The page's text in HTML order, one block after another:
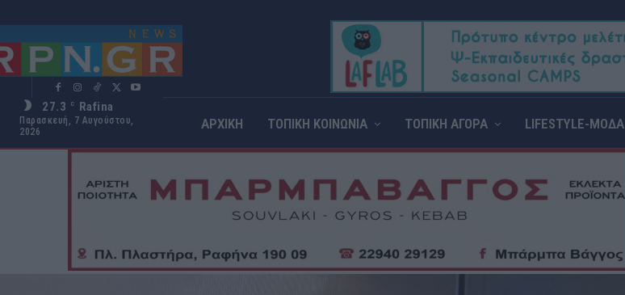
27.3 C Rafina
Παρασκευή, 7 Αυγούστου,
2026
ΑΡΧΙΚΗ ΤΟΠΙΚΗ ΚΟΙΝΩΝΙΑ ΤΟΠΙΚΗ ΑΓΟΡΑ LIFESTYLE-ΜΟΔΑ